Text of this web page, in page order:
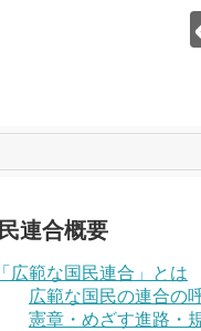
連合概要
「広範な国民連合」とは
広範な国民の連合の
憲章・めざす進路・